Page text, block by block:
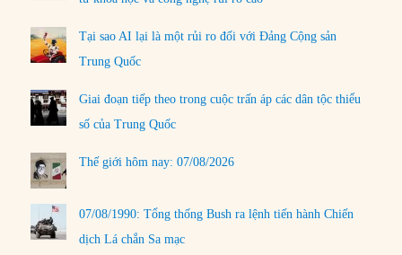
Tại sao AI lại là một rủi ro đối với Đảng Cộng sản
Trung Quốc
Giai đoạn tiếp theo trong cuộc trấn áp các dân tộc thiểu
số của Trung Quốc
Thế giới hôm nay: 07/08/2026
07/08/1990: Tổng thống Bush ra lệnh tiến hành Chiến
dịch Lá chắn Sa mạc